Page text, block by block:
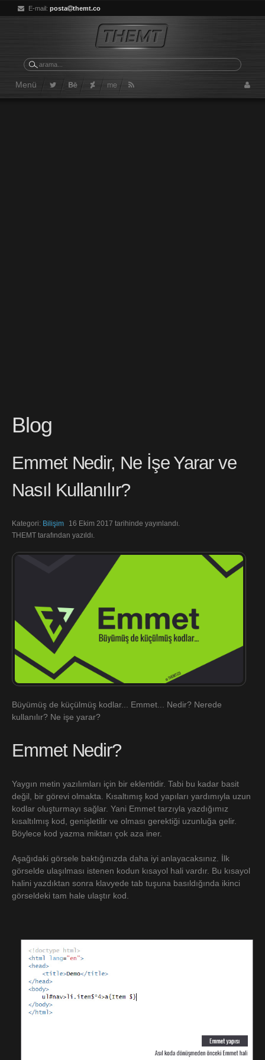
E-mail: posta themt.co
Menü me
Blog
Emmet Nedir, Ne İşe Yarar ve
Nasıl Kullanılır?
Kategori: Bilişim
16 Ekim 2017 tarihinde yayınlandı.
THEMT tarafından yazıldı.
Büyümüş de küçülmüş kodlar... Emmet... Nedir? Nerede
kullanılır? Ne işe yarar?
Emmet Nedir?
Yaygın metin yazılımları için bir eklentidir. Tabi bu kadar basit
değil, bir görevi olmakta. Kısaltımış kod yapıları yardımıyla uzun
kodlar oluşturmayı sağlar. Yani Emmet tarzıyla yazdığımız
kısaltılmış kod, genişletilir ve olması gerektiği uzunluğa gelir.
Böylece kod yazma miktarı çok aza iner.
Aşağıdaki görsele baktığınızda daha iyi anlayacaksınız. İlk
görselde ulaşılması istenen kodun kısayol hali vardır. Bu kısayol
halini yazdıktan sonra klavyede tab tuşuna basıldığında ikinci
görseldeki tam hale ulaştır kod.